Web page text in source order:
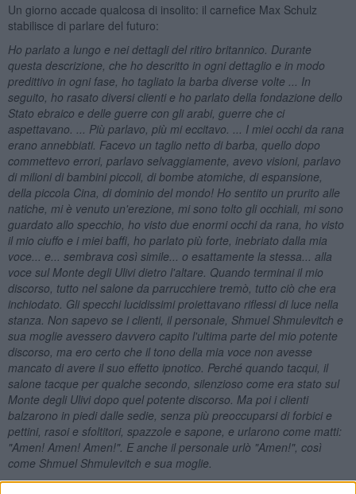
Un giorno accade qualcosa di insolito: il carnefice Max Schulz
stabilisce di parlare del futuro:
Ho parlato a lungo e nei dettagli del ritiro britannico. Durante
questa descrizione, che ho descritto in ogni dettaglio e in modo
predittivo in ogni fase, ho tagliato la barba diverse volte ... In
seguito, ho rasato diversi clienti e ho parlato della fondazione dello
Stato ebraico e delle guerre con gli arabi, guerre che ci
aspettavano. ... Più parlavo, più mi eccitavo. ... I miei occhi da rana
erano annebbiati. Facevo un taglio netto di barba, quello dopo
commettevo errori, parlavo selvaggiamente, avevo visioni, parlavo
di milioni di bambini piccoli, di bombe atomiche, di espansione,
della piccola Cina, di dominio del mondo! Ho sentito un prurito alle
natiche, mi è venuto un'erezione, mi sono tolto gli occhiali, mi sono
guardato allo specchio, ho visto due enormi occhi da rana, ho visto
il mio ciuffo e i miei baffi, ho parlato più forte, inebriato dalla mia
voce... e... sembrava così simile... o esattamente la stessa... alla
voce sul Monte degli Ulivi dietro l'altare. Quando terminai il mio
discorso, tutto nel salone da parrucchiere tremò, tutto ciò che era
inchiodato. Gli specchi lucidissimi proiettavano riflessi di luce nella
stanza. Non sapevo se i clienti, il personale, Shmuel Shmulevitch e
sua moglie avessero davvero capito l'ultima parte del mio potente
discorso, ma ero certo che il tono della mia voce non avesse
mancato di avere il suo effetto ipnotico. Perché quando tacqui, il
salone tacque per qualche secondo, silenzioso come era stato sul
Monte degli Ulivi dopo quel potente discorso. Ma poi i clienti
balzarono in piedi dalle sedie, senza più preoccuparsi di forbici e
pettini, rasoi e sfoltitori, spazzole e sapone, e urlarono come matti:
"Amen! Amen! Amen!". E anche il personale urlò "Amen!", così
come Shmuel Shmulevitch e sua moglie.
L’atteggiamento sionista di Itzig è simmetrico alla mentalità